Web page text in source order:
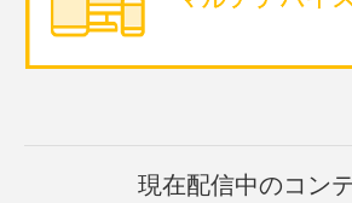
現在配信中のコン